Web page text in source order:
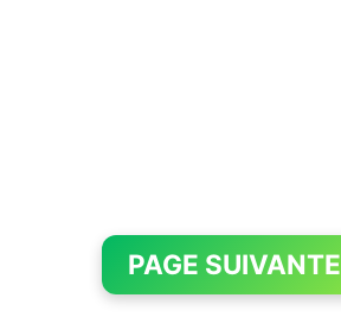
PAGE SUIVANTE